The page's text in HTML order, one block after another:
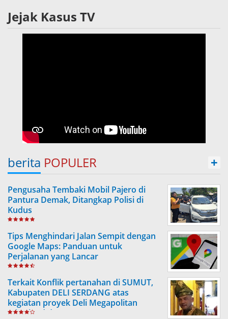
Jejak Kasus TV
berita POPULER +
Pengusaha Tembaki Mobil Pajero di
Pantura Demak, Ditangkap Polisi di
Kudus
Tips Menghindari Jalan Sempit dengan
Google Maps: Panduan untuk
Perjalanan yang Lancar
Terkait Konflik pertanahan di SUMUT,
Kabupaten DELI SERDANG atas
kegiatan proyek Deli Megapolitan
(Citraland dengan PTPN 2, NDP)